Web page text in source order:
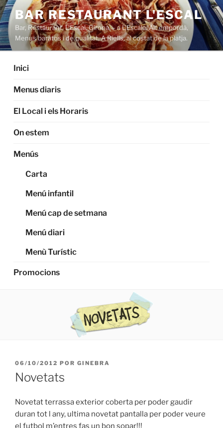
Saltar
al
contenido
BAR RESTAURANT L'ESCAL
Bar, Restaurant, L'Escal, Girona, – a L'Escala. Alt empordà,
Menus baratos i de qualitat. A Riells, al costat de la platja.
Inici
Menus diaris
El Local i els Horaris
On estem
Menús
Carta
Menú infantil
Menú cap de setmana
Menú diari
Menù Turístic
Promocions
PUBLICADO
EL
06/10/2012 POR GINEBRA
Novetats
Novetat terrassa exterior coberta per poder gaudir
duran tot l any, ultima novetat pantalla per poder veure
el futbol m’entres fas un bon sopar!!!